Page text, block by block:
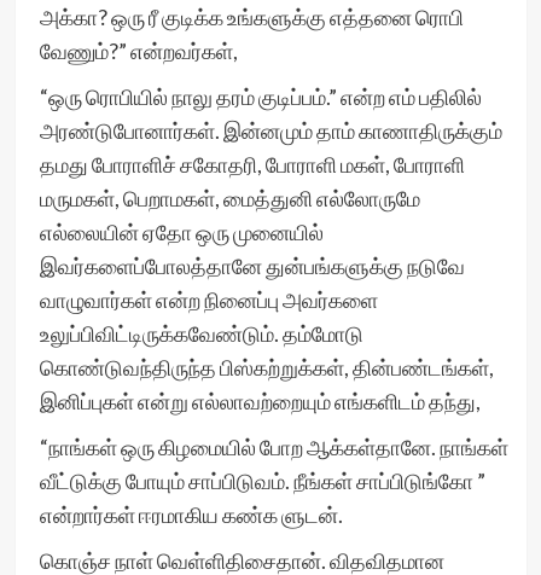
அக்கா? ஒரு ரீ குடிக்க உங்களுக்கு எத்தனை ரொபி
வேணும்?” என்றவர்கள்,
“ஒரு ரொபியில் நாலு தரம் குடிப்பம்.” என்ற எம் பதிலில்
அரண்டுபோனார்கள். இன்னமும் தாம் காணாதிருக்கும்
தமது போராளிச் சகோதரி, போராளி மகள், போராளி
மருமகள், பெறாமகள், மைத்துனி எல்லோருமே
எல்லையின் ஏதோ ஒரு முனையில்
இவர்களைப்போலத்தானே துன்பங்களுக்கு நடுவே
வாழுவார்கள் என்ற நினைப்பு அவர்களை
உலுப்பிவிட்டிருக்கவேண்டும். தம்மோடு
கொண்டுவந்திருந்த பிஸ்கற்றுக்கள், தின்பண்டங்கள்,
இனிப்புகள் என்று எல்லாவற்றையும் எங்களிடம் தந்து,
“நாங்கள் ஒரு கிழமையில் போற ஆக்கள்தானே. நாங்கள்
வீட்டுக்கு போயும் சாப்பிடுவம். நீங்கள் சாப்பிடுங்கோ ”
என்றார்கள் ஈரமாகிய கண்க ளுடன்.
கொஞ்ச நாள் வெள்ளிதிசைதான். விதவிதமான